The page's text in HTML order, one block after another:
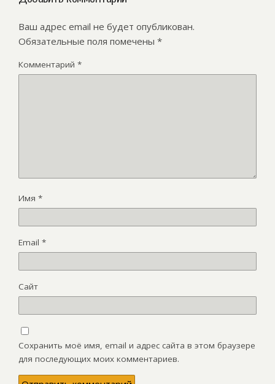
Ваш адрес email не будет опубликован.
Обязательные поля помечены *
Комментарий *
Имя *
Email *
Сайт
Сохранить моё имя, email и адрес сайта в этом браузере
для последующих моих комментариев.